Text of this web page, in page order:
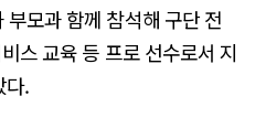
모과 함께 참석해 구단 전
스 교육 등 프로 선수로서 지
다.